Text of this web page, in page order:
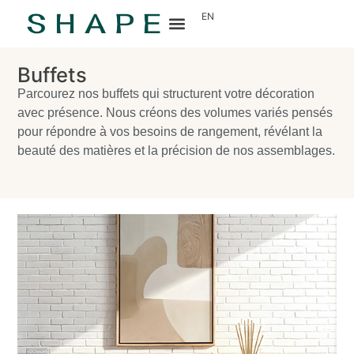
EN
Buffets
Parcourez nos buffets qui structurent votre décoration
avec présence. Nous créons des volumes variés pensés
pour répondre à vos besoins de rangement, révélant la
beauté des matières et la précision de nos assemblages.